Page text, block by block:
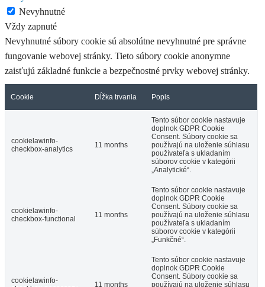
Nevyhnutné
Vždy zapnuté
Nevyhnutné súbory cookie sú absolútne nevyhnutné pre správne
fungovanie webovej stránky. Tieto súbory cookie anonymne
zaisťujú základné funkcie a bezpečnostné prvky webovej stránky.
Cookie Dĺžka trvania Popis
cookielawinfo-
checkbox-analytics
11 months
Tento súbor cookie nastavuje
doplnok GDPR Cookie
Consent. Súbory cookie sa
používajú na uloženie súhlasu
používateľa s ukladaním
súborov cookie v kategórii
„Analytické“.
cookielawinfo-
checkbox-functional
11 months
Tento súbor cookie nastavuje
doplnok GDPR Cookie
Consent. Súbory cookie sa
používajú na uloženie súhlasu
používateľa s ukladaním
súborov cookie v kategórii
„Funkčné“.
cookielawinfo-
11 months
Tento súbor cookie nastavuje
doplnok GDPR Cookie
Consent. Súbory cookie sa
používajú na uloženie súhlasu